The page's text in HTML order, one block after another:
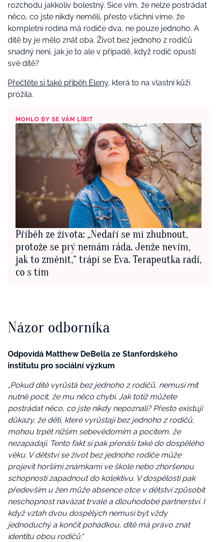
rozchodu jakkoliv bolestný. Sice vím, že nelze postrádat
něco, co jste nikdy neměli, přesto všichni víme, že
kompletní rodina má rodiče dva, ne pouze jednoho. A
dítě by je mělo znát oba. Život bez jednoho z rodičů
snadný není, jak je to ale v případě, když rodič opustí
své dítě?
Přečtěte si také příběh Eleny, která to na vlastní kůži
prožila.
MOHLO BY SE VÁM LÍBIT
Příběh ze života: „Nedaří se mi zhubnout,
protože se prý nemám ráda. Jenže nevím,
jak to změnit,“ trápí se Eva. Terapeutka radí,
co s tím
Názor odborníka
Odpovídá Matthew DeBella ze Stanfordského
institutu pro sociální výzkum
„Pokud dítě vyrůstá bez jednoho z rodičů, nemusí mít
nutně pocit, že mu něco chybí. Jak totiž můžete
postrádat něco, co jste nikdy nepoznali? Přesto existují
důkazy, že děti, které vyrůstají bez jednoho z rodičů,
mohou trpět nižším sebevědomím a pocitem, že
nezapadají. Tento fakt si pak přenáší také do dospělého
věku. V dětství se život bez jednoho rodiče může
projevit horšími známkami ve škole nebo zhoršenou
schopností zapadnout do kolektivu. V dospělosti pak
především u žen může absence otce v dětství způsobit
neschopnost navázat trvalé a dlouhodobé partnerství. I
když vztah dvou dospělých nemusí být vždy
jednoduchý a končit pohádkou, dítě má právo znát
identitu obou rodičů.“